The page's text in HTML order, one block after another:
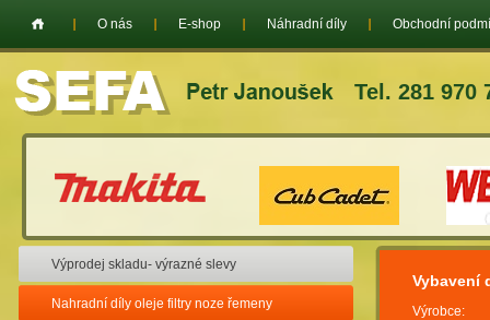
Tel. 281 970
O nás E-shop Náhradní díly Obchodní
Výprodej skladu- výrazné slevy
Nahradní díly oleje filtry noze řemeny
Vybavení
Výrobce: